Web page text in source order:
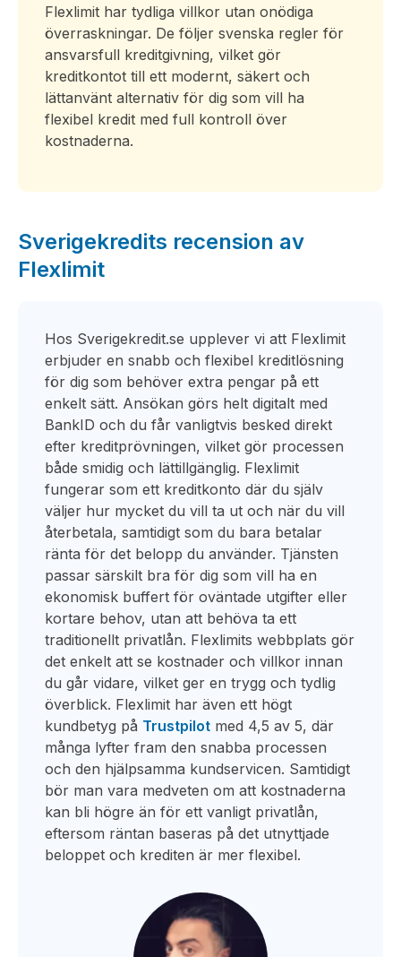
Flexlimit har tydliga villkor utan onödiga
överraskningar. De följer svenska regler för
ansvarsfull kreditgivning, vilket gör
kreditkontot till ett modernt, säkert och
lättanvänt alternativ för dig som vill ha
flexibel kredit med full kontroll över
kostnaderna.
Sverigekredits recension av
Flexlimit
Hos Sverigekredit.se upplever vi att Flexlimit
erbjuder en snabb och flexibel kreditlösning
för dig som behöver extra pengar på ett
enkelt sätt. Ansökan görs helt digitalt med
BankID och du får vanligtvis besked direkt
efter kreditprövningen, vilket gör processen
både smidig och lättillgänglig. Flexlimit
fungerar som ett kreditkonto där du själv
väljer hur mycket du vill ta ut och när du vill
återbetala, samtidigt som du bara betalar
ränta för det belopp du använder. Tjänsten
passar särskilt bra för dig som vill ha en
ekonomisk buffert för oväntade utgifter eller
kortare behov, utan att behöva ta ett
traditionellt privatlån. Flexlimits webbplats gör
det enkelt att se kostnader och villkor innan
du går vidare, vilket ger en trygg och tydlig
överblick. Flexlimit har även ett högt
kundbetyg på Trustpilot med 4,5 av 5, där
många lyfter fram den snabba processen
och den hjälpsamma kundservicen. Samtidigt
bör man vara medveten om att kostnaderna
kan bli högre än för ett vanligt privatlån,
eftersom räntan baseras på det utnyttjade
beloppet och krediten är mer flexibel.